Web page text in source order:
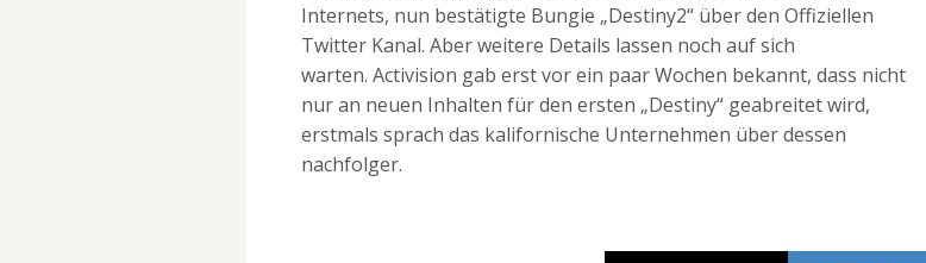
Internets, nun bestätigte Bungie „Destiny2“ über den Offiziellen
Twitter Kanal. Aber weitere Details lassen noch auf sich
warten. Activision gab erst vor ein paar Wochen bekannt, dass nicht
nur an neuen Inhalten für den ersten „Destiny“ geabreitet wird,
erstmals sprach das kalifornische Unternehmen über dessen
nachfolger.